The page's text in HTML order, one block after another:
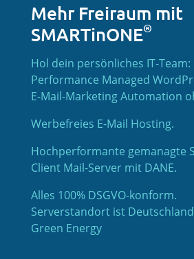
Mehr Freiraum mit
SMARTinONE®
Hol dein persönliches IT-
Performance Managed
E-Mail-Marketing Automation
Werbefreies E-Mail Hosting.
Hochperformante gemanagte
Client Mail-Server mit DANE.
Alles 100% DSGVO-konform.
Serverstandort ist
Green Energy